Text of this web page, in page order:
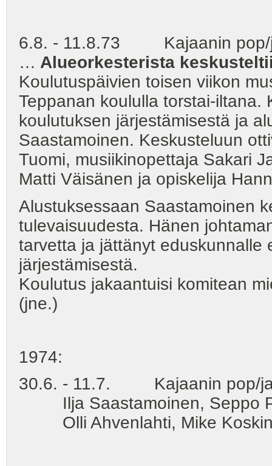
6.8. - 11.8.73 Kajaanin pop/
… Alueorkesterista
Koulutuspäivien toisen viikon
Teppanan koululla torstai-iltana.
koulutuksen järjestämisestä ja
Saastamoinen. Keskusteluun
Tuomi, musiikinopettaja Sakari
Matti Väisänen ja opiskelija
Alustuksessaan Saastamoinen
tulevaisuudesta. Hänen
tarvetta ja jättänyt eduskunnalle
järjestämisestä.
Koulutus jakaantuisi komitean
(jne.)
1974:
30.6. - 11.7. Kajaanin pop/
Ilja Saastamoinen, Seppo
Olli Ahvenlahti, Mike